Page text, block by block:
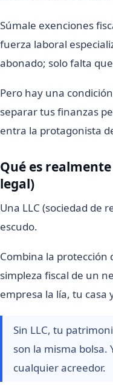
Súmale exenciones
fuerza laboral
abonado; solo falta
Pero hay una
separar tus finanzas
entra la protagonista
Qué es
legal)
Una LLC (sociedad de
escudo.
Combina la protección
simpleza fiscal de un
empresa la lía, tu
Sin LLC, tu
son la misma bolsa.
cualquier acreedor.